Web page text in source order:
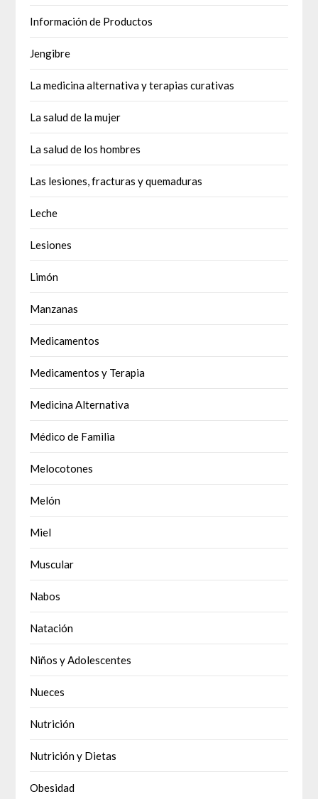
Información de Productos
Jengibre
La medicina alternativa y terapias curativas
La salud de la mujer
La salud de los hombres
Las lesiones, fracturas y quemaduras
Leche
Lesiones
Limón
Manzanas
Medicamentos
Medicamentos y Terapia
Medicina Alternativa
Médico de Familia
Melocotones
Melón
Miel
Muscular
Nabos
Natación
Niños y Adolescentes
Nueces
Nutrición
Nutrición y Dietas
Obesidad